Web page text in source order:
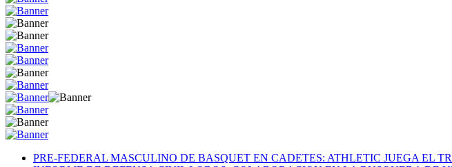
PRE-FEDERAL MASCULINO DE BASQUET EN CADETES: ATHLETIC JUEGA EL